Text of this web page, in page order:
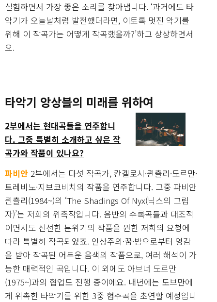
실험하면서 가장 좋은 소리를 찾아냅니다. ‘과거에도 타
악기가 오늘날처럼 발전했더라면, 이토록 멋진 악기를
위해 이 작곡가는 어떻게 작곡했을까?’하고 상상하면서
요.
타악기 앙상블의 미래를 위하여
2부에서는 현대곡들을 연주합니
다. 그중 특별히 소개하고 싶은 작
곡가와 작품이 있나요?
파비안 2부에서는 다섯 작곡가, 칸겔로시·퀸츨리·도르만·
트레비노·지브코비치의 작품을 연주합니다. 그중 파비안
퀸츨리(1984~)의 ‘The Shadings Of Nyx(닉스의 그림
자)’는 저희의 위촉작입니다. 음반의 수록곡들과 대조적
이면서도 신선한 분위기의 작품을 원한 저희의 요청에
따라 특별히 작곡되었죠. 인상주의·꿈·밤으로부터 영감
을 받아 작곡된 어두운 음색의 작품으로, 여러 해석이 가
능한 매력적인 곡입니다. 이 외에도 아브너 도르만
(1975~)과의 협업도 진행 중이에요. 내년에는 도브만에
게 위촉한 타악기를 위한 3중 협주곡을 초연할 예정입니